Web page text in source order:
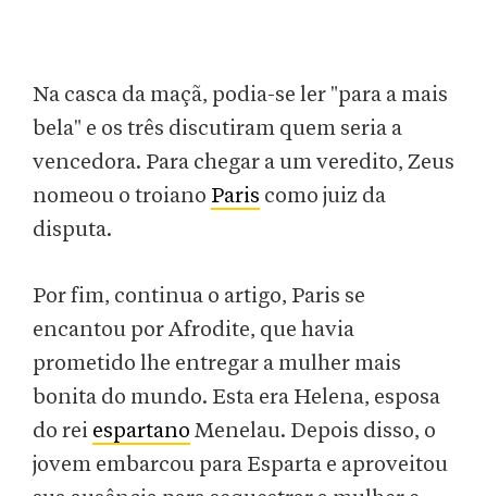
Na casca da maçã, podia-se ler "para a mais
bela" e os três discutiram quem seria a
vencedora. Para chegar a um veredito, Zeus
nomeou o troiano Paris como juiz da
disputa.
Por fim, continua o artigo, Paris se
encantou por Afrodite, que havia
prometido lhe entregar a mulher mais
bonita do mundo. Esta era Helena, esposa
do rei espartano Menelau. Depois disso, o
jovem embarcou para Esparta e aproveitou